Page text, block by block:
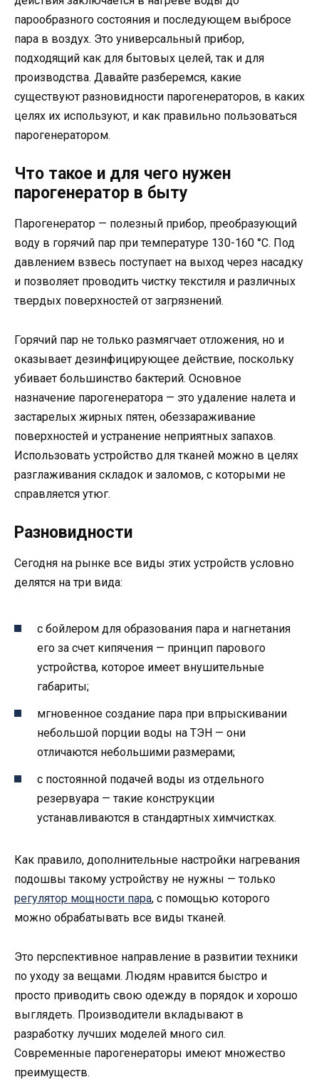
парообразного состояния и последующем выбросе
пара в воздух. Это универсальный прибор,
подходящий как для бытовых целей, так и для
производства. Давайте разберемся, какие
существуют разновидности парогенераторов, в каких
целях их используют, и как правильно пользоваться
парогенератором.
Что такое и для чего нужен
парогенератор в быту
Парогенератор — полезный прибор, преобразующий
воду в горячий пар при температуре 130-160 °С. Под
давлением взвесь поступает на выход через насадку
и позволяет проводить чистку текстиля и различных
твердых поверхностей от загрязнений.
Горячий пар не только размягчает отложения, но и
оказывает дезинфицирующее действие, поскольку
убивает большинство бактерий. Основное
назначение парогенератора — это удаление налета и
застарелых жирных пятен, обеззараживание
поверхностей и устранение неприятных запахов.
Использовать устройство для тканей можно в целях
разглаживания складок и заломов, с которыми не
справляется утюг.
Разновидности
Сегодня на рынке все виды этих устройств условно
делятся на три вида:
с бойлером для образования пара и нагнетания
его за счет кипячения — принцип парового
устройства, которое имеет внушительные
габариты;
мгновенное создание пара при впрыскивании
небольшой порции воды на ТЭН — они
отличаются небольшими размерами;
с постоянной подачей воды из отдельного
резервуара — такие конструкции
устанавливаются в стандартных химчистках.
Как правило, дополнительные настройки нагревания
подошвы такому устройству не нужны — только
регулятор мощности пара, с помощью которого
можно обрабатывать все виды тканей.
Это перспективное направление в развитии техники
по уходу за вещами. Людям нравится быстро и
просто приводить свою одежду в порядок и хорошо
выглядеть. Производители вкладывают в
разработку лучших моделей много сил.
Современные парогенераторы имеют множество
преимуществ.